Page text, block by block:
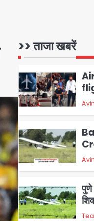
>> ताजा खबरें
पुणे